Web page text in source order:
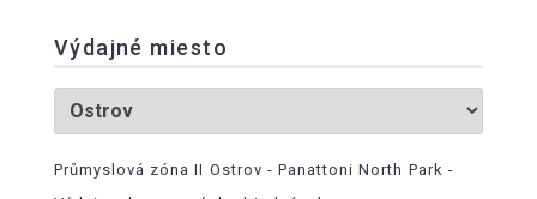
Výdajné miesto
Průmyslová zóna II Ostrov - Panattoni North Park -